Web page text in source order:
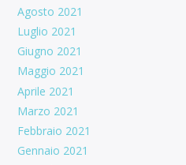
Agosto 2021
Luglio 2021
Giugno 2021
Maggio 2021
Aprile 2021
Marzo 2021
Febbraio 2021
Gennaio 2021